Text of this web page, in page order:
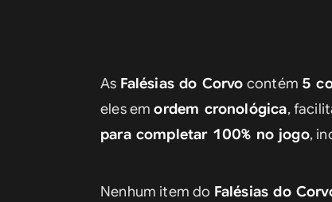
As Falésias do Corvo contém 5
eles em ordem cronológica,
para completar 100% no jogo,
Nenhum item do Falésias do